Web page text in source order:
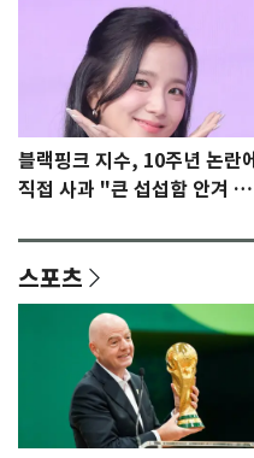
블랙핑크 지수, 10주년 논란에
직접 사과 "큰 섭섭함 안겨 미
스포츠